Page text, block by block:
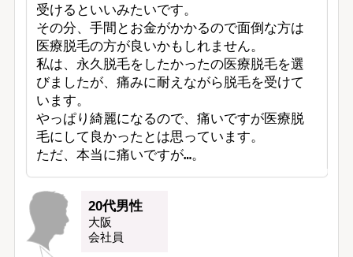
受けるといいみたいです。
その分、手間とお金がかかるので面倒な方は
医療脱毛の方が良いかもしれません。
私は、永久脱毛をしたかったの医療脱毛を選
びましたが、痛みに耐えながら脱毛を受けて
います。
やっぱり綺麗になるので、痛いですが医療脱
毛にして良かったとは思っています。
ただ、本当に痛いですが…。
20代男性
大阪
会社員